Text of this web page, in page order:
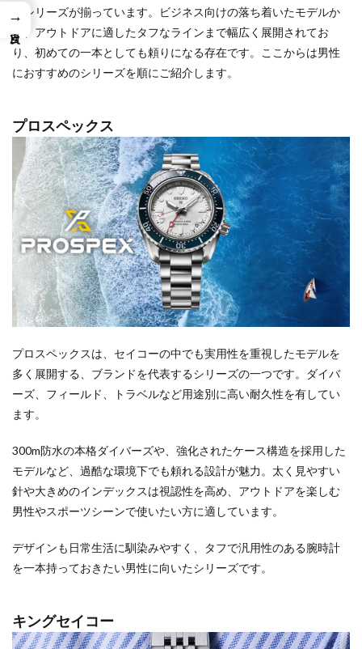
ズシリーズが揃っています。ビジネス向けの落ち着いたモデルか
ら、アウトドアに適したタフなラインまで幅広く展開されてお
り、初めての一本としても頼りになる存在です。ここからは男性
におすすめのシリーズを順にご紹介します。
プロスペックス
プロスペックスは、セイコーの中でも実用性を重視したモデルを
多く展開する、ブランドを代表するシリーズの一つです。ダイバ
ーズ、フィールド、トラベルなど用途別に高い耐久性を有してい
ます。
300m防水の本格ダイバーズや、強化されたケース構造を採用した
モデルなど、過酷な環境下でも頼れる設計が魅力。太く見やすい
針や大きめのインデックスは視認性を高め、アウトドアを楽しむ
男性やスポーツシーンで使いたい方に適しています。
デザインも日常生活に馴染みやすく、タフで汎用性のある腕時計
を一本持っておきたい男性に向いたシリーズです。
キングセイコー
→